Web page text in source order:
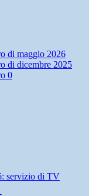
di maggio 2026
di dicembre 2025
0
servizio di TV